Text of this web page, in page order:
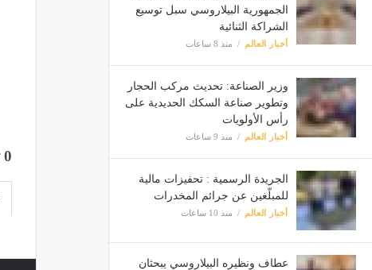
الجمهورية البيلاروسي سبل توسيع
الشراكة الثنائية
أخبار العالم منذ 8 ساعات
وزير الصناعة: تحديث مركب الحجار
وتطوير صناعة السكك الحديدية على
رأس الأولويات
أخبار العالم منذ 9 ساعات
الجريدة الرسمية : تحفيزات مالية
للمبلّغين عن جرائم المخدرات
أخبار العالم منذ 10 ساعات
عطاف ونظيره البيلاروسي يبحثان
0 تعليق